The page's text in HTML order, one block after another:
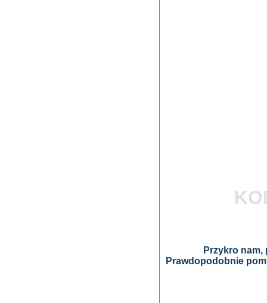
Przykro
Prawdopodobnie